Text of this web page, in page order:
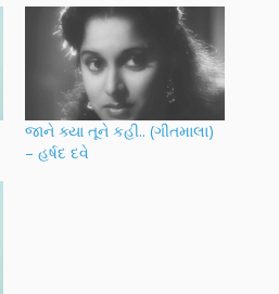
જાને ક્યા તૂને કહી.. (ગીતમાલા)
– હર્ષદ દવે